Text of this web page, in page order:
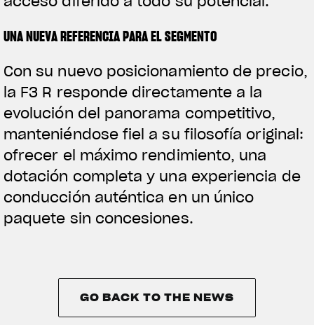
UNA NUEVA REFERENCIA PARA EL SEGMENTO
Con su nuevo posicionamiento de precio,
la F3 R responde directamente a la
evolución del panorama competitivo,
manteniéndose fiel a su filosofía original:
ofrecer el máximo rendimiento, una
dotación completa y una experiencia de
conducción auténtica en un único
paquete sin concesiones.
GO BACK TO THE NEWS